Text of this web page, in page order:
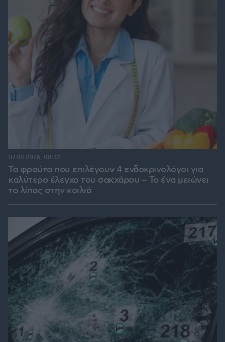
Τα φρούτα που επιλέγουν 4 ενδοκρινολόγοι για
καλύτερο έλεγχο του σακχάρου – Το ένα μειώνει
το λίπος στην κοιλιά
07.08.2026, 08:32